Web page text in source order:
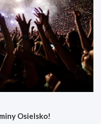
Osielsko!